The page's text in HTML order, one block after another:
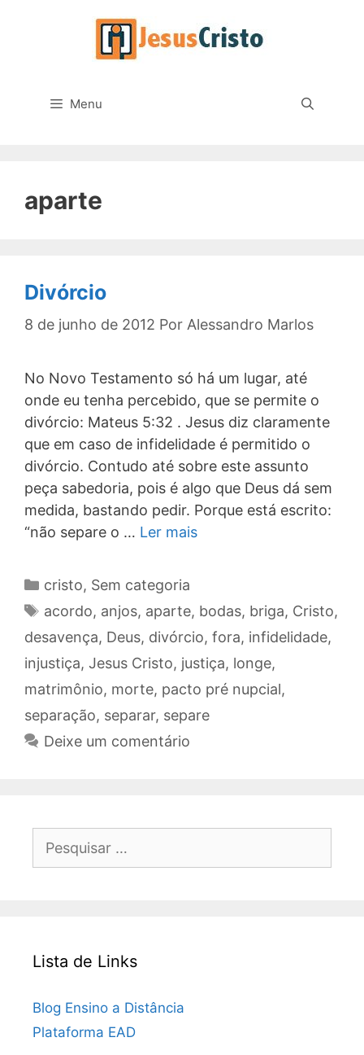
Menu
aparte
Divórcio
8 de junho de 2012 Por Alessandro Marlos
No Novo Testamento só há um lugar, até
onde eu tenha percebido, que se permite o
divórcio: Mateus 5:32 . Jesus diz claramente
que em caso de infidelidade é permitido o
divórcio. Contudo até sobre este assunto
peça sabedoria, pois é algo que Deus dá sem
medida, bastando pedir. Porque está escrito:
“não separe o … Ler mais
Categorias
cristo, Sem categoria
Tags
acordo, anjos, aparte, bodas, briga, Cristo,
desavença, Deus, divórcio, fora, infidelidade,
injustiça, Jesus Cristo, justiça, longe,
matrimônio, morte, pacto pré nupcial,
separação, separar, separe
Deixe um comentário
por:
Lista de Links
Blog Ensino a Distância
Plataforma EAD